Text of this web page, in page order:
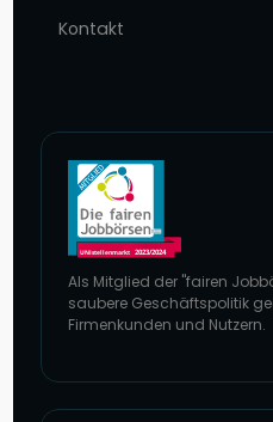
Kontakt
Als Mitglied der "fairen
saubere Geschäftspolitik
Firmenkunden und Nutzern.